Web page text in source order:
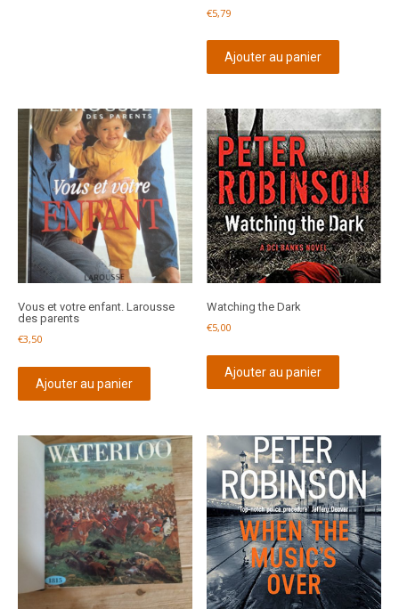
€5,79
Ajouter au panier
Vous et votre enfant. Larousse
des parents
€3,50
Ajouter au panier
Watching the Dark
€5,00
Ajouter au panier